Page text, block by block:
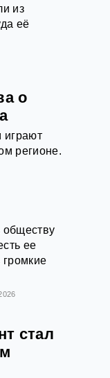
из
её
о
играют
регионе.
обществу
ее
громкие
стал